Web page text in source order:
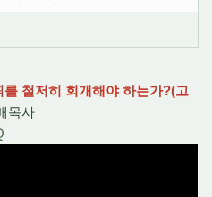
철저히 회개해야 하는가?(고
목사